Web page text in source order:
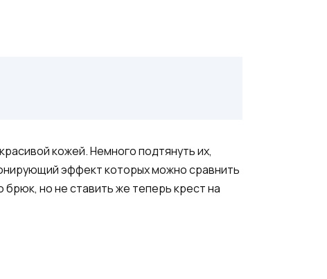
кожей. Немного подтянуть их,
эффект которых можно сравнить
но не ставить же теперь крест на